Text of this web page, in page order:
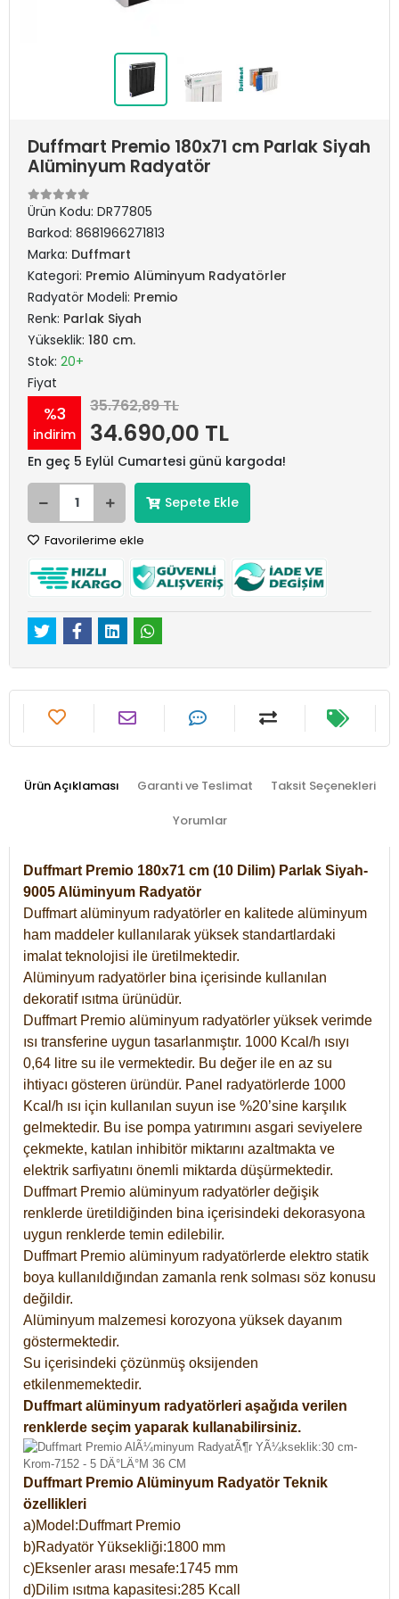
Duffmart Premio 180x71 cm Parlak Siyah
Alüminyum Radyatör
Ürün Kodu: DR77805
Barkod: 8681966271813
Marka: Duffmart
Kategori: Premio Alüminyum Radyatörler
Radyatör Modeli: Premio
Renk: Parlak Siyah
Yükseklik: 180 cm.
Stok: 20+
Fiyat
%3
indirim
35.762,89 TL
34.690,00 TL
En geç 5 Eylül Cumartesi günü kargoda!
Sepete Ekle
Favorilerime ekle
Ürün Açıklaması Garanti ve Teslimat Taksit Seçenekleri
Yorumlar
Duffmart Premio 180x71 cm (10 Dilim) Parlak Siyah-
9005 Alüminyum Radyatör
Duffmart alüminyum radyatörler en kalitede alüminyum
ham maddeler kullanılarak yüksek standartlardaki
imalat teknolojisi ile üretilmektedir.
Alüminyum radyatörler bina içerisinde kullanılan
dekoratif ısıtma ürünüdür.
Duffmart Premio alüminyum radyatörler yüksek verimde
ısı transferine uygun tasarlanmıştır. 1000 Kcal/h ısıyı
0,64 litre su ile vermektedir. Bu değer ile en az su
ihtiyacı gösteren üründür. Panel radyatörlerde 1000
Kcal/h ısı için kullanılan suyun ise %20’sine karşılık
gelmektedir. Bu ise pompa yatırımını asgari seviyelere
çekmekte, katılan inhibitör miktarını azaltmakta ve
elektrik sarfiyatını önemli miktarda düşürmektedir.
Duffmart Premio alüminyum radyatörler değişik
renklerde üretildiğinden bina içerisindeki dekorasyona
uygun renklerde temin edilebilir.
Duffmart Premio alüminyum radyatörlerde elektro statik
boya kullanıldığından zamanla renk solması söz konusu
değildir.
Alüminyum malzemesi korozyona yüksek dayanım
göstermektedir.
Su içerisindeki çözünmüş oksijenden
etkilenmemektedir.
Duffmart alüminyum radyatörleri aşağıda verilen
renklerde seçim yaparak kullanabilirsiniz.
Duffmart Premio Alüminyum Radyatör Teknik
özellikleri
a)Model:Duffmart Premio
b)Radyatör Yüksekliği:1800 mm
c)Eksenler arası mesafe:1745 mm
d)Dilim ısıtma kapasitesi:285 Kcall